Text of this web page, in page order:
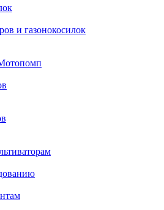
и газонокосилок